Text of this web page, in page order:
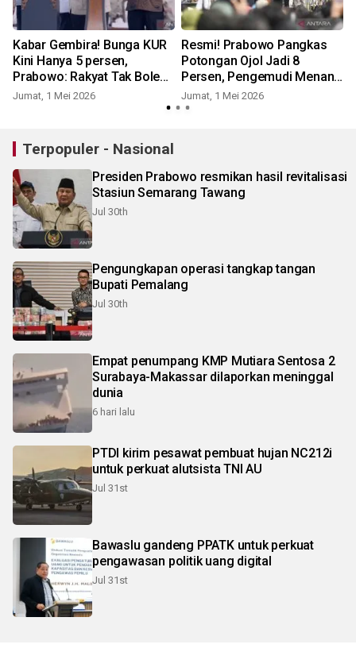
Kabar Gembira! Bunga KUR
Kini Hanya 5 persen,
Prabowo: Rakyat Tak Boleh
Tercekik
Jumat, 1 Mei 2026
Resmi! Prabowo Pangkas
Potongan Ojol Jadi 8
Persen, Pengemudi Menang
Banyak
Jumat, 1 Mei 2026
Terpopuler - Nasional
Presiden Prabowo resmikan hasil revitalisasi
Stasiun Semarang Tawang
Jul 30th
Pengungkapan operasi tangkap tangan
Bupati Pemalang
Jul 30th
Empat penumpang KMP Mutiara Sentosa 2
Surabaya-Makassar dilaporkan meninggal
dunia
6 hari lalu
PTDI kirim pesawat pembuat hujan NC212i
untuk perkuat alutsista TNI AU
Jul 31st
Bawaslu gandeng PPATK untuk perkuat
pengawasan politik uang digital
Jul 31st